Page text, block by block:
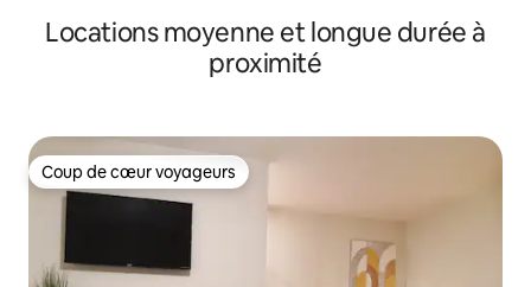
Locations moyenne et longue durée à
proximité
Coup de cœur voyageurs
Coup de cœur voyageurs